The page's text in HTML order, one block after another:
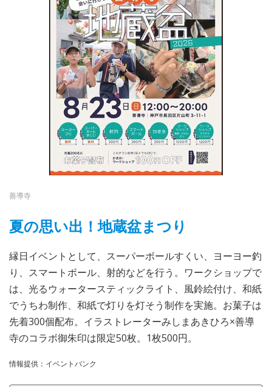
善導寺
夏の思い出！地蔵盆まつり
縁日イベントとして、スーパーボールすくい、ヨーヨー釣
り、スマートボール、射的などを行う。ワークショップで
は、光るウォータースティックライト、風鈴絵付け、和紙
でうちわ制作、和紙で灯りを灯そう制作を実施。お菓子は
先着300個配布。イラストレーターみしまあきひろ×善導
寺のコラボ御朱印は限定50枚。1枚500円。
情報提供：イベントバンク